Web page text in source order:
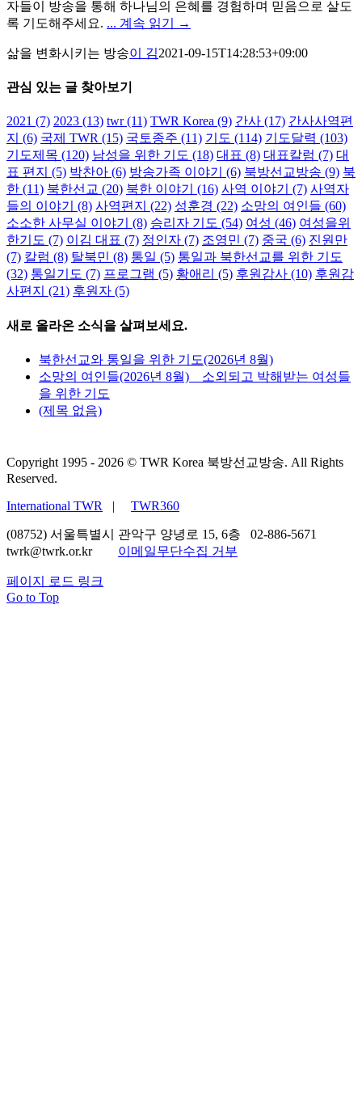
자들이 방송을 통해 하나님의 은혜를 경험하며 믿음으로 살도
록 기도해주세요. ... 계속 읽기 →
삶을 변화시키는 방송이 김2021-09-15T14:28:53+09:00
관심 있는 글 찾아보기
2021 (7) 2023 (13) twr(11) TWR Korea (9) 간사 (17) 간사사역편
지 (6) 국제 TWR (15) 국토종주 (11) 기도 (114) 기도달력 (103)
기도제목 (120) 남성을 위한 기도 (18) 대표 (8) 대표칼럼 (7) 대
표 편지 (5) 박찬아 (6) 방송가족 이야기 (6) 북방선교방송 (9) 북
한 (11) 북한선교 (20) 북한 이야기 (16) 사역 이야기 (7) 사역자
들의 이야기
(8) 사역편지 (22) 성훈경 (22) 소망의 여인들 (60)
소소한 사무실 이야기
(8) 승리자 기도 (54) 여성 (46) 여성을위
한기도 (7) 이김 대표 (7) 정인자 (7) 조영민 (7) 중국 (6) 진원만
(7) 칼럼 (8) 탈북민 (8) 통일 (5) 통일과 북한선교를 위한 기도
(32) 통일기도 (7) 프로그램 (5) 황애리 (5) 후원감사 (10) 후원감
사편지 (21) 후원자 (5)
새로 올라온 소식을 살펴보세요.
북한선교와 통일을 위한 기도(2026년 8월)
소망의 여인들(2026년 8월) _ 소외되고 박해받는 여성들
을 위한 기도
(제목 없음)
Copyright 1995 - 2026 © TWR Korea 북방선교방송. All Rights
Reserved.
International TWR
| TWR360
(08752) 서울특별시 관악구 양녕로 15, 6층 02-886-5671
twrk@twrk.or.kr 이메일무단수집 거부
페이지 로드 링크
Go to Top